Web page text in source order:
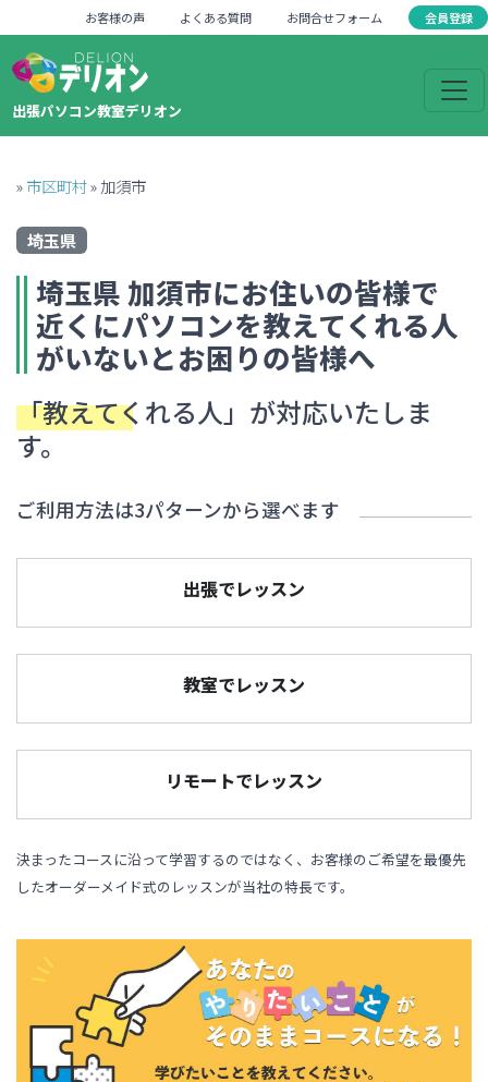
お客様の声 よくある質問 お問合せフォーム 会員登録
出張パソコン教室デリオン
»市区町村»加須市
埼玉県
埼玉県 加須市にお住いの皆様で
近くにパソコンを教えてくれる人
がいないとお困りの皆様へ
「教えてくれる人」 が対応いたしま
す。
ご利用方法は3パターンから選べます
出張でレッスン
教室でレッスン
リモートでレッスン
決まったコースに沿って学習するのではなく、お客様のご希望を最優先
したオーダーメイド式のレッスンが当社の特長です。